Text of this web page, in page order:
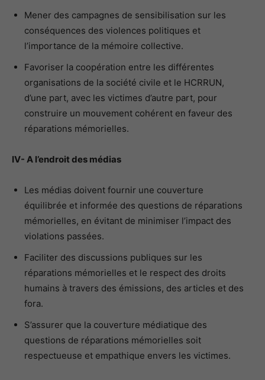
Mener des campagnes de sensibilisation sur les
conséquences des violences politiques et
l’importance de la mémoire collective.
Favoriser la coopération entre les différentes
organisations de la société civile et le HCRRUN,
d’une part, avec les victimes d’autre part, pour
construire un mouvement cohérent en faveur des
réparations mémorielles.
IV- A l’endroit des médias
Les médias doivent fournir une couverture
équilibrée et informée des questions de réparations
mémorielles, en évitant de minimiser l’impact des
violations passées.
Faciliter des discussions publiques sur les
réparations mémorielles et le respect des droits
humains à travers des émissions, des articles et des
fora.
S’assurer que la couverture médiatique des
questions de réparations mémorielles soit
respectueuse et empathique envers les victimes.